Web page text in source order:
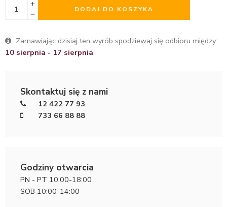
DODAJ DO KOSZYKA
Zamawiając dzisiaj ten wyrób spodziewaj się odbioru między:
10 sierpnia - 17 sierpnia
Skontaktuj się z nami
12 422 77 93
733 66 88 88
Godziny otwarcia
PN - PT 10:00-18:00
SOB 10:00-14:00